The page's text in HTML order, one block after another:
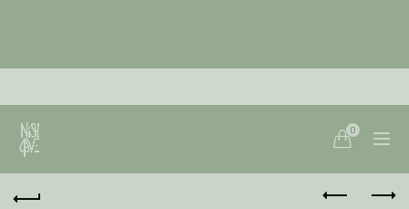
0